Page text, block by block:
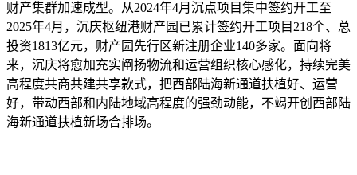
财产集群加速成型。从2024年4月沉点项目集中签约开工至
2025年4月，沉庆枢纽港财产园已累计签约开工项目218个、总
投资1813亿元，财产园先行区新注册企业140多家。面向将
来，沉庆将愈加充实阐扬物流和运营组织核心感化，持续完美
高程度共商共建共享款式，把西部陆海新通道扶植好、运营
好，带动西部和内陆地域高程度的强劲动能，不竭开创西部陆
海新通道扶植新场合排场。